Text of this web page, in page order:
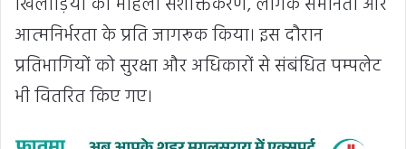
आत्मनिर्भरता के प्रति जागरूक किया। इस दौरान
प्रतिभागियों को सुरक्षा और अधिकारों से संबंधित पम्पलेट
भी वितरित किए गए।